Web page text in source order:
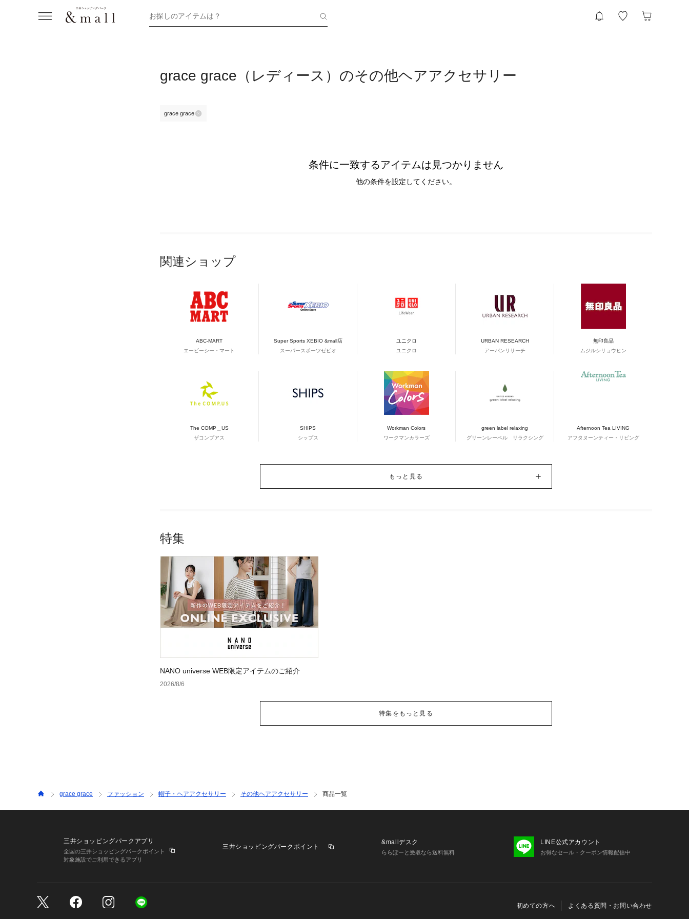
お探しのアイテムは？
grace grace（レディース）のその他ヘアアクセサリー
grace grace
条件に一致するアイテムは見つかりません
他の条件を設定してください。
関連ショップ
ABC-MART
エービーシー・マート
Super Sports XEBIO &mall店
スーパースポーツゼビオ
ユニクロ
ユニクロ
URBAN RESEARCH
アーバンリサーチ
無印良品
ムジルシリョウヒン
The COMP＿US
ザコンプアス
SHIPS
シップス
Workman Colors
ワークマンカラーズ
green label relaxing
グリーンレーベル リラクシング
Afternoon Tea LIVING
アフタヌーンティー・リビング
もっと見る
特集
NANO universe WEB限定アイテムのご紹介
2026/8/6
特集をもっと見る
grace grace ファッション 帽子・ヘアアクセサリー その他ヘアアクセサリー 商品一覧
三井ショッピングパークアプリ
全国の三井ショッピングパークポイント
対象施設でご利用できるアプリ
三井ショッピングパークポイント
&mallデスク
ららぽーと受取なら送料無料
LINE公式アカウント
お得なセール・クーポン情報配信中
初めての方へ よくある質問・お問い合わせ